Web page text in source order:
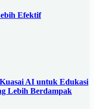
Efektif
AI untuk Edukasi
Lebih Berdampak